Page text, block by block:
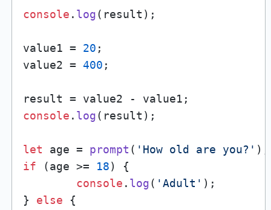
console . log(result);
value1 = 20 ;
value2 = 400 ;
console . log(result);
let age = prompt ( 'How old are you?'
if (age >= 18) {
console . log( 'Adult' );
} else {